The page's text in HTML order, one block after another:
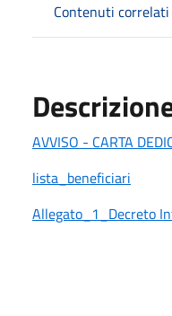
Contenuti correlati
AVVISO - CARTA
lista_beneficiari
Allegato_1_Decreto